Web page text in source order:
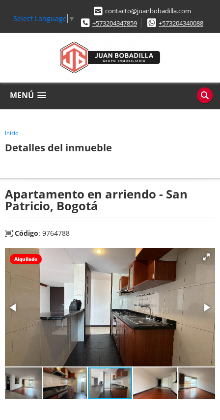
Select Language ▼
contacto@juanbobadilla.com
+573204347859
+573204340088
MENÚ
Inicio
Detalles del inmueble
Apartamento en arriendo - San
Patricio, Bogotá
Código: 9764788
Alquilado